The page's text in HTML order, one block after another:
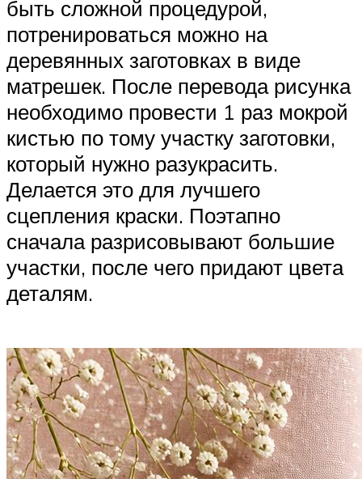
быть сложной процедурой,
потренироваться можно на
деревянных заготовках в виде
матрешек. После перевода рисунка
необходимо провести 1 раз мокрой
кистью по тому участку заготовки,
который нужно разукрасить.
Делается это для лучшего
сцепления краски. Поэтапно
сначала разрисовывают большие
участки, после чего придают цвета
деталям.